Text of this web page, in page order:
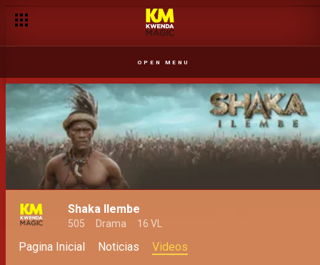
OPEN MENU
Shaka Ilembe
505 Drama 16 VL
Pagina Inicial Noticias Videos